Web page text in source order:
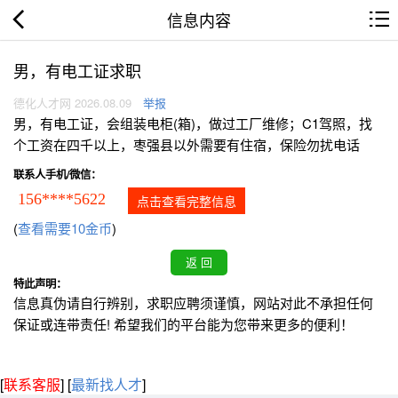
信息内容
男，有电工证求职
德化人才网 2026.08.09 举报
男，有电工证，会组装电柜(箱)，做过工厂维修；C1驾照，找
个工资在四千以上，枣强县以外需要有住宿，保险勿扰电话
联系人手机/微信：
156****5622 点击查看完整信息
(查看需要10金币)
特此声明：
信息真伪请自行辨别，求职应聘须谨慎，网站对此不承担任何
保证或连带责任! 希望我们的平台能为您带来更多的便利！
[联系客服] [最新找人才]